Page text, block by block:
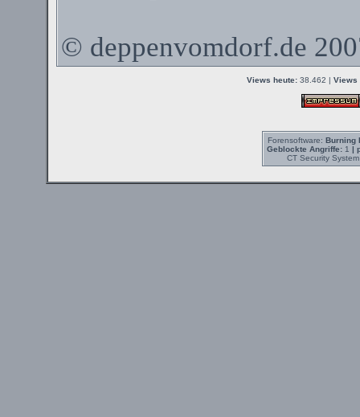
© deppenvomdorf.de
Views heute: 38.462 | Views
Forensoftware: Burning
Geblockte Angriffe:1 |
CT Security